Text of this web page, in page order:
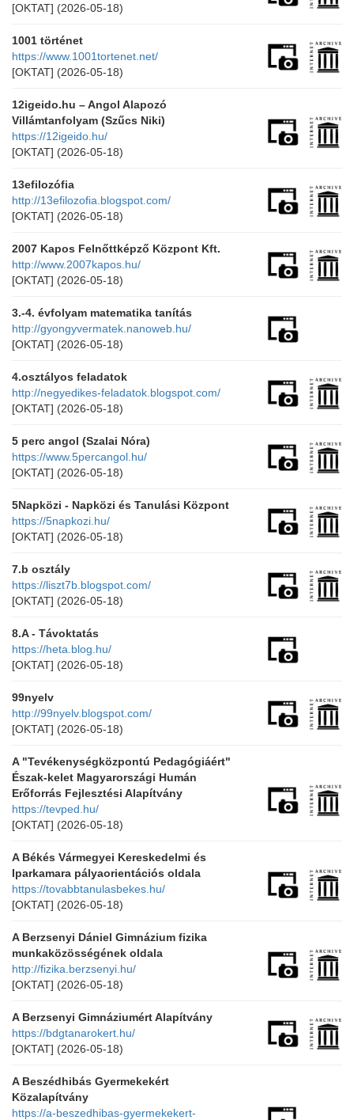
[OKTAT] (2026-05-18)
1001 történet
https://www.1001tortenet.net/
[OKTAT] (2026-05-18)
12igeido.hu – Angol Alapozó
Villámtanfolyam (Szűcs Niki)
https://12igeido.hu/
[OKTAT] (2026-05-18)
13efilozófia
http://13efilozofia.blogspot.com/
[OKTAT] (2026-05-18)
2007 Kapos Felnőttképző Központ Kft.
http://www.2007kapos.hu/
[OKTAT] (2026-05-18)
3.-4. évfolyam matematika tanítás
http://gyongyvermatek.nanoweb.hu/
[OKTAT] (2026-05-18)
4.osztályos feladatok
http://negyedikes-feladatok.blogspot.com/
[OKTAT] (2026-05-18)
5 perc angol (Szalai Nóra)
https://www.5percangol.hu/
[OKTAT] (2026-05-18)
5Napközi - Napközi és Tanulási Központ
https://5napkozi.hu/
[OKTAT] (2026-05-18)
7.b osztály
https://liszt7b.blogspot.com/
[OKTAT] (2026-05-18)
8.A - Távoktatás
https://heta.blog.hu/
[OKTAT] (2026-05-18)
99nyelv
http://99nyelv.blogspot.com/
[OKTAT] (2026-05-18)
A "Tevékenységközpontú Pedagógiáért"
Észak-kelet Magyarországi Humán
Erőforrás Fejlesztési Alapítvány
https://tevped.hu/
[OKTAT] (2026-05-18)
A Békés Vármegyei Kereskedelmi és
Iparkamara pályaorientációs oldala
https://tovabbtanulasbekes.hu/
[OKTAT] (2026-05-18)
A Berzsenyi Dániel Gimnázium fizika
munkaközösségének oldala
http://fizika.berzsenyi.hu/
[OKTAT] (2026-05-18)
A Berzsenyi Gimnáziumért Alapítvány
https://bdgtanarokert.hu/
[OKTAT] (2026-05-18)
A Beszédhibás Gyermekekért
Közalapítvány
https://a-beszedhibas-gyermekekert-